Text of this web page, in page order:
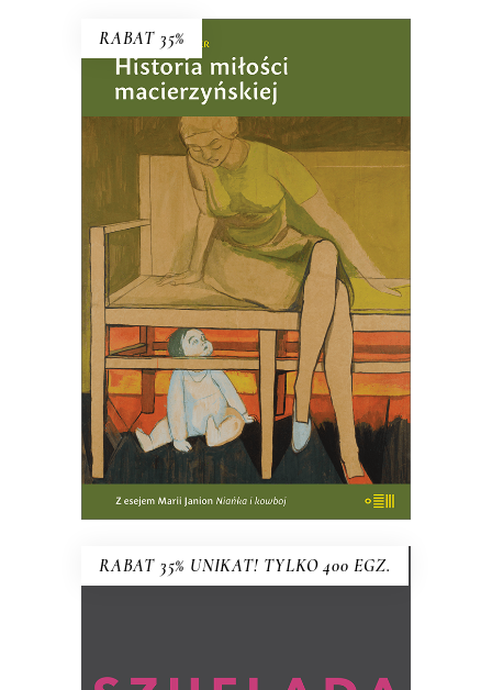
RABAT 35%
HISTORIA MIŁOŚCI
MACIERZYŃSKIEJ
PREMIERA w kwietniu
95.00zł 61.75zł
KSIĄŻKA DO KOSZYKA
RABAT 35% UNIKAT! TYLKO 400 EGZ.
pomysłu MARIUSZA SZCZYGŁA